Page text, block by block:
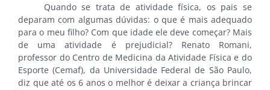
Quando se trata de atividade física, os pais se
deparam com algumas dúvidas: o que é mais adequado
para o meu filho? Com que idade ele deve começar? Mais
de uma atividade é prejudicial? Renato Romani,
professor do Centro de Medicina da Atividade Física e do
Esporte (Cemaf), da Universidade Federal de São Paulo,
diz que até os 6 anos o melhor é deixar a criança brincar